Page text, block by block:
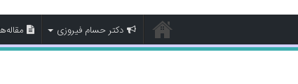
دکتر حسام فیروزی